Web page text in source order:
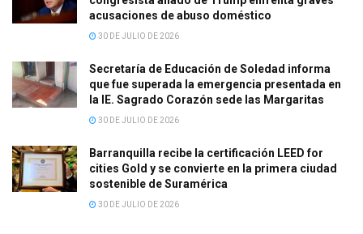
acusaciones de abuso doméstico
30 DE JULIO DE 2026
Secretaría de Educación de Soledad informa
que fue superada la emergencia presentada en
la IE. Sagrado Corazón sede las Margaritas
30 DE JULIO DE 2026
Barranquilla recibe la certificación LEED for
cities Gold y se convierte en la primera ciudad
sostenible de Suramérica
30 DE JULIO DE 2026